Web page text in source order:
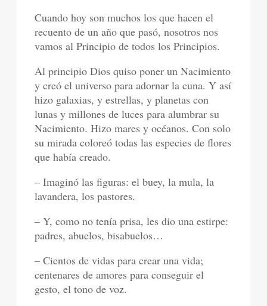
Cuando hoy son muchos los que hacen el
recuento de un año que pasó, nosotros nos
vamos al Principio de todos los Principios.
Al principio Dios quiso poner un Nacimiento
y creó el universo para adornar la cuna. Y así
hizo galaxias, y estrellas, y planetas con
lunas y millones de luces para alumbrar su
Nacimiento. Hizo mares y océanos. Con solo
su mirada coloreó todas las especies de flores
que había creado.
– Imaginó las figuras: el buey, la mula, la
lavandera, los pastores.
– Y, como no tenía prisa, les dio una estirpe:
padres, abuelos, bisabuelos…
– Cientos de vidas para crear una vida;
centenares de amores para conseguir el
gesto, el tono de voz.